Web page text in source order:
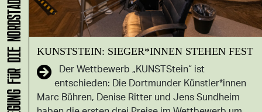
KUNSTSTEIN: SIEGER*INNEN STEHEN FEST
Der Wettbewerb „KUNSTStein“ ist
entschieden: Die Dortmunder Künstler*innen
Marc Bühren, Denise Ritter und Jens Sundheim